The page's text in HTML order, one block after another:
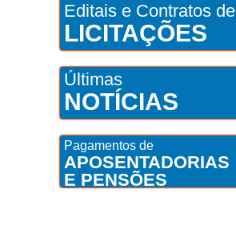
Editais e Contratos de
LICITAÇÕES
Últimas
NOTÍCIAS
Pagamentos de
APOSENTADORIAS
E PENSÕES